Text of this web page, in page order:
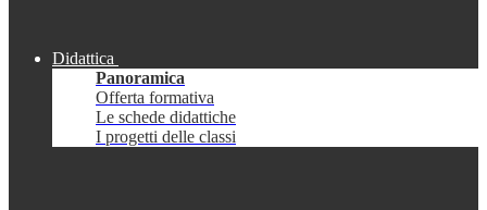
Didattica
Panoramica
Offerta formativa
Le schede didattiche
I progetti delle classi